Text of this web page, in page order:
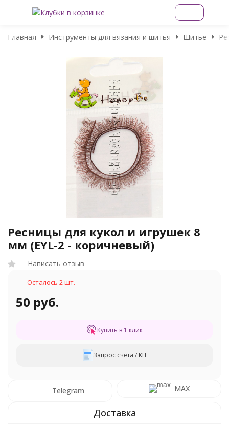
Главная Инструменты для вязания и шитья Шитье
Ресницы для кукол и игрушек 8
мм (EYL-2 - коричневый)
Написать отзыв
Осталось 2 шт.
50 руб.
Купить в 1 клик
Запрос счета / КП
Telegram MAX